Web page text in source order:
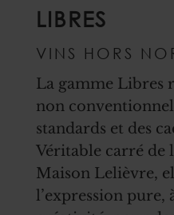
LIBRES
VINS HORS
La gamme Libres
non
standards et des
Véritable carré de
Maison Lelièvre,
l’expression pure,